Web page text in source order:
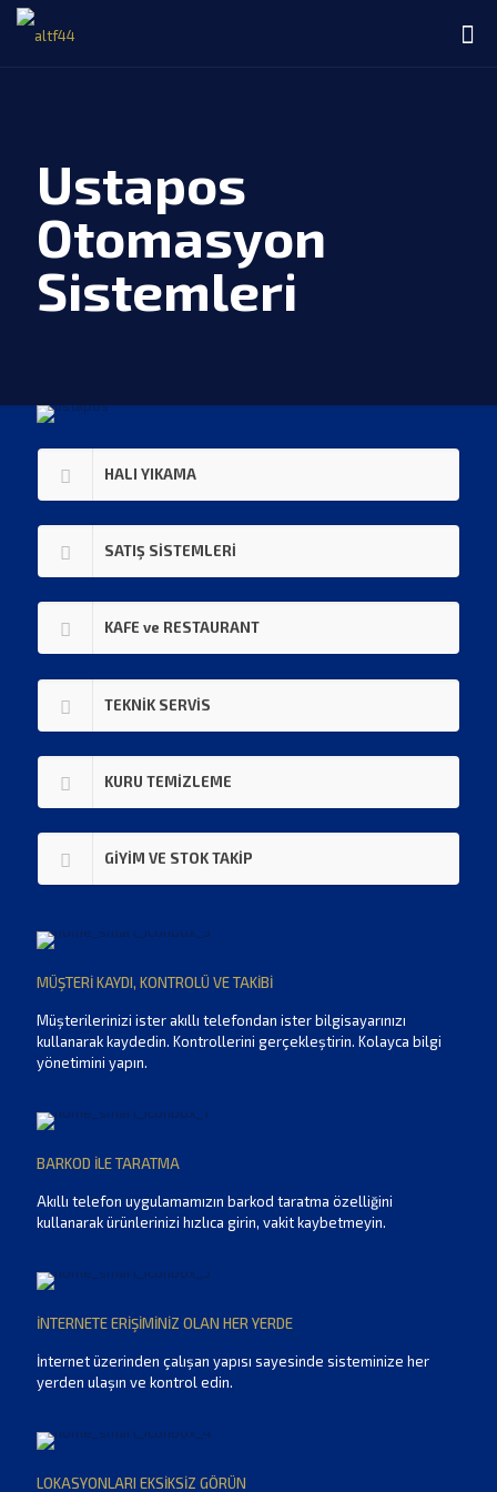
Ustapos
Otomasyon
Sistemleri
HALI YIKAMA
SATIŞ SİSTEMLERİ
KAFE ve RESTAURANT
TEKNİK SERVİS
KURU TEMİZLEME
GİYİM VE STOK TAKİP
MÜŞTERİ KAYDI, KONTROLÜ VE TAKİBİ
Müşterilerinizi ister akıllı telefondan ister bilgisayarınızı
kullanarak kaydedin. Kontrollerini gerçekleştirin. Kolayca bilgi
yönetimini yapın.
BARKOD İLE TARATMA
Akıllı telefon uygulamamızın barkod taratma özelliğini
kullanarak ürünlerinizi hızlıca girin, vakit kaybetmeyin.
İNTERNETE ERİŞİMİNİZ OLAN HER YERDE
İnternet üzerinden çalışan yapısı sayesinde sisteminize her
yerden ulaşın ve kontrol edin.
LOKASYONLARI EKSİKSİZ GÖRÜN